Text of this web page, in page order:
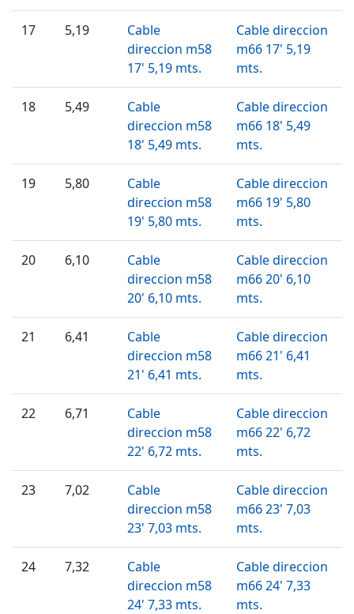
17 5,19
Cable
direccion m58
17' 5,19 mts.
Cable direccion
m66 17' 5,19
mts.
18 5,49
Cable
direccion m58
18' 5,49 mts.
Cable direccion
m66 18' 5,49
mts.
19 5,80
Cable
direccion m58
19' 5,80 mts.
Cable direccion
m66 19' 5,80
mts.
20 6,10
Cable
direccion m58
20' 6,10 mts.
Cable direccion
m66 20' 6,10
mts.
21 6,41
Cable
direccion m58
21' 6,41 mts.
Cable direccion
m66 21' 6,41
mts.
22 6,71
Cable
direccion m58
22' 6,72 mts.
Cable direccion
m66 22' 6,72
mts.
23 7,02
Cable
direccion m58
23' 7,03 mts.
Cable direccion
m66 23' 7,03
mts.
24 7,32
Cable
direccion m58
24' 7,33 mts.
Cable direccion
m66 24' 7,33
mts.